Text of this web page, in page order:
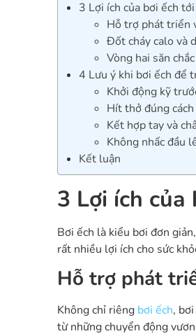
3 Lợi ích của bơi ếch
Hỗ trợ phát triển
Đốt cháy calo và
Vòng hai săn
4 Lưu ý khi bơi ếch để
Khởi động kỹ
Hít thở đúng cách
Kết hợp tay và
Không nhấc đầu
Kết luận
3 Lợi ích của
Bơi ếch là kiểu bơi đơn
rất nhiều lợi ích cho sức
Hỗ trợ phát
Không chỉ riêng bơi ếch,
từ những chuyển động